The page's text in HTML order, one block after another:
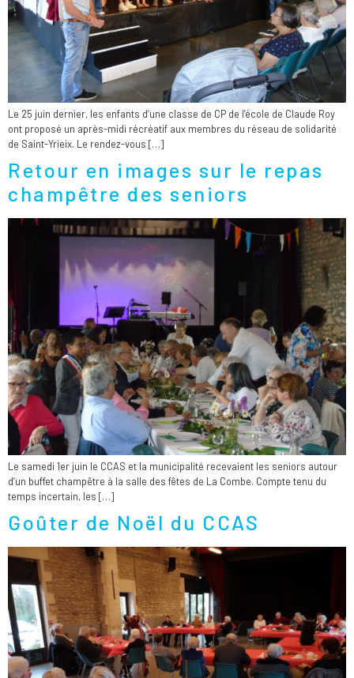
Le 25 juin dernier, les enfants d’une classe de CP de l’école de Claude Roy
ont proposé un après-midi récréatif aux membres du réseau de solidarité
de Saint-Yrieix. Le rendez-vous […]
Retour en images sur le repas
champêtre des seniors
Le samedi 1er juin le CCAS et la municipalité recevaient les seniors autour
d’un buffet champêtre à la salle des fêtes de La Combe. Compte tenu du
temps incertain, les […]
Goûter de Noël du CCAS